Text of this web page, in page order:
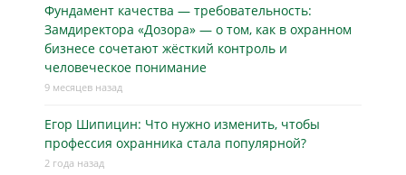
Фундамент качества — требовательность:
Замдиректора «Дозора» — о том, как в охранном
бизнесe сочетают жёсткий контроль и
человеческое понимание
9 месяцев назад
Егор Шипицин: Что нужно изменить, чтобы
профессия охранника стала популярной?
2 года назад